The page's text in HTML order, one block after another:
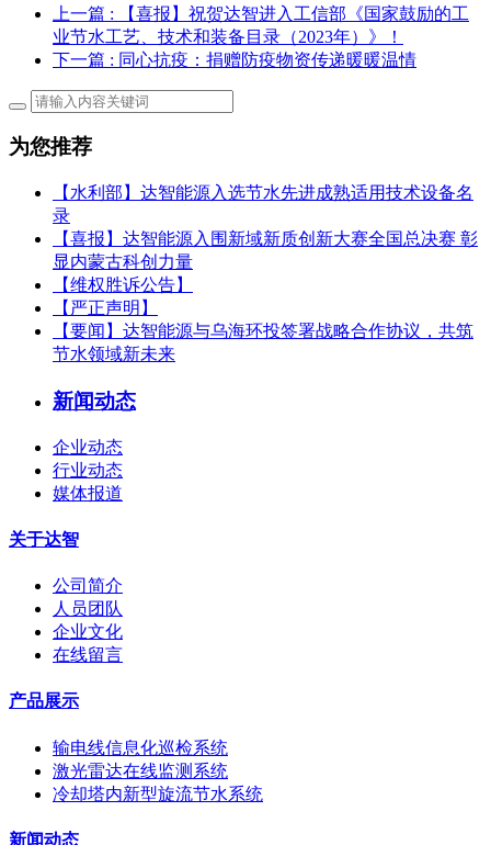
上一篇 : 【喜报】祝贺达智进入工信部《国家鼓励的工
业节水工艺、技术和装备目录（2023年）》！
下一篇 : 同心抗疫：捐赠防疫物资传递暖暖温情
为您推荐
【水利部】达智能源入选节水先进成熟适用技术设备名
录
【喜报】达智能源入围新域新质创新大赛全国总决赛 彰
显内蒙古科创力量
【维权胜诉公告】
【严正声明】
【要闻】‌达智能源与乌海环投签署战略合作协议，共筑
节水领域新未来
新闻动态
企业动态
行业动态
媒体报道
关于达智
公司简介
人员团队
企业文化
在线留言
产品展示
输电线信息化巡检系统
激光雷达在线监测系统
冷却塔内新型旋流节水系统
新闻动态